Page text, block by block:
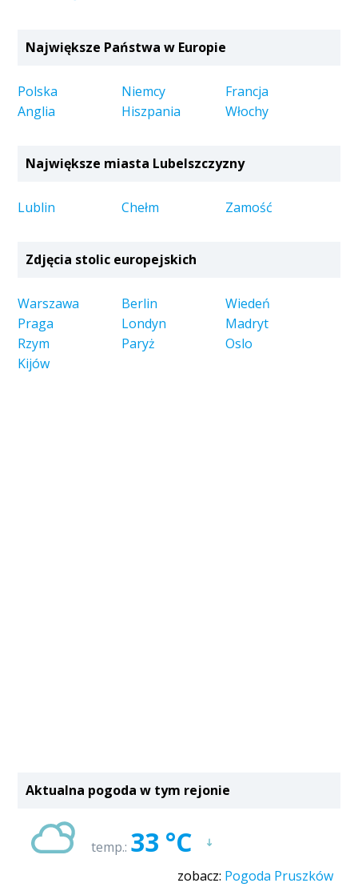
Największe Państwa w Europie
Polska Niemcy
Francja
Anglia
Hiszpania Włochy
Największe miasta Lubelszczyzny
Lublin Chełm Zamość
Zdjęcia stolic europejskich
Warszawa Berlin
Wiedeń
Praga
Londyn
Madryt
Rzym
Paryż
Oslo
Kijów
Aktualna pogoda w tym rejonie
temp.: 33 °C
zobacz: Pogoda Pruszków